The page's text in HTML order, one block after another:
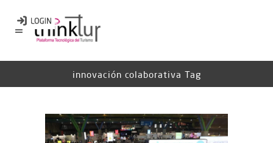
innovación colaborativa Tag